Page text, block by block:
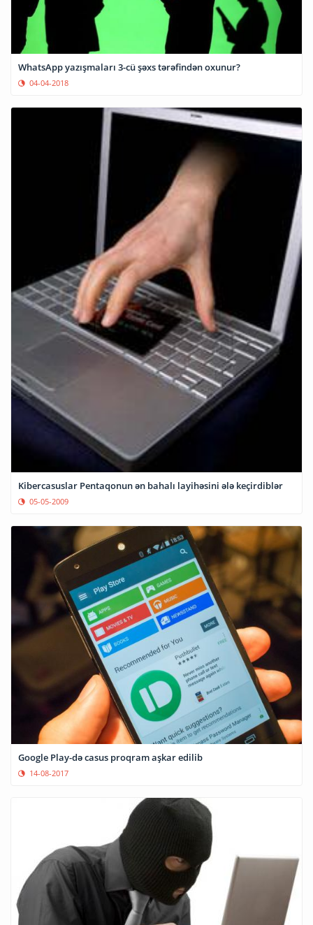
WhatsApp yazışmaları 3-cü şəxs tərəfindən oxunur?
04-04-2018
Kibercasuslar Pentaqonun ən bahalı layihəsini ələ keçirdiblər
05-05-2009
Google Play-də casus proqram aşkar edilib
14-08-2017